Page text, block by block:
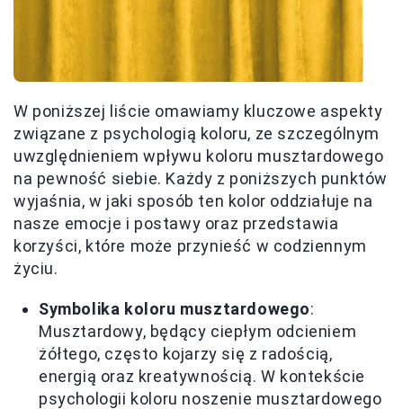
W poniższej liście omawiamy kluczowe aspekty
związane z psychologią koloru, ze szczególnym
uwzględnieniem wpływu koloru musztardowego
na pewność siebie. Każdy z poniższych punktów
wyjaśnia, w jaki sposób ten kolor oddziałuje na
nasze emocje i postawy oraz przedstawia
korzyści, które może przynieść w codziennym
życiu.
Symbolika koloru musztardowego:
Musztardowy, będący ciepłym odcieniem
żółtego, często kojarzy się z radością,
energią oraz kreatywnością. W kontekście
psychologii koloru noszenie musztardowego